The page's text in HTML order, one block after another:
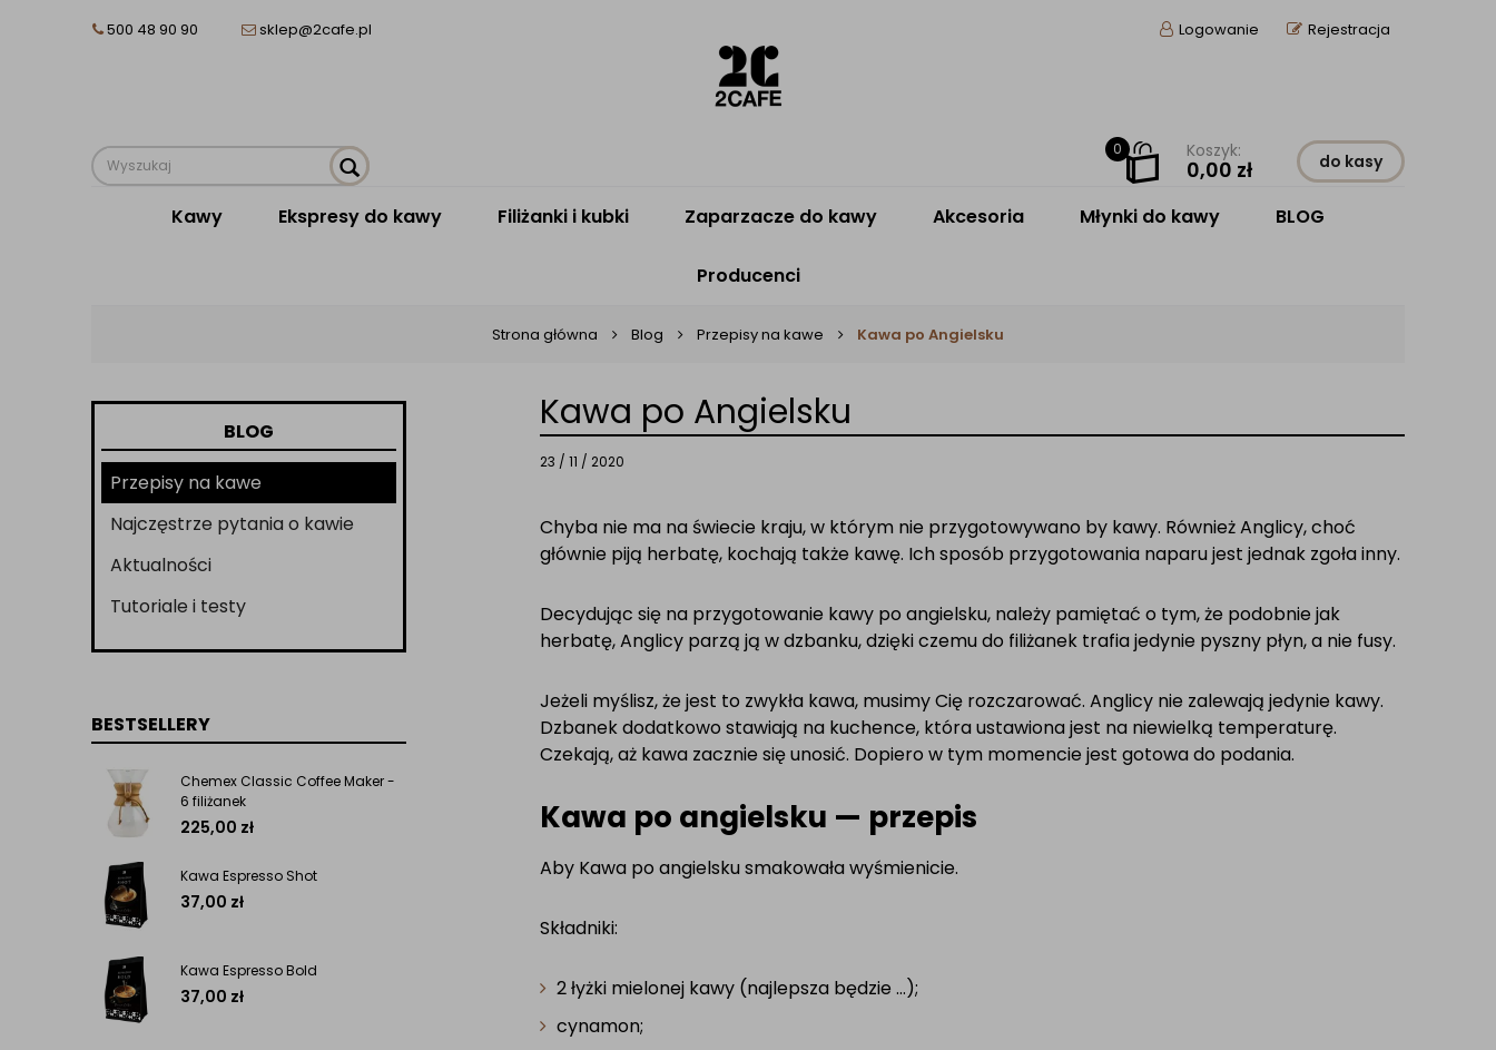
500 48 90 90 sklep@2cafe.pl Logowanie Rejestracja
0 Koszyk:
0,00 zł do kasy
Kawy Ekspresy do kawy Filiżanki i kubki Zaparzacze do kawy Akcesoria Młynki do kawy BLOG
Producenci
Strona główna Blog Przepisy na kawe Kawa po Angielsku
BLOG
Przepisy na kawe
Najczęstrze pytania o kawie
Aktualności
Tutoriale i testy
BESTSELLERY
Chemex Classic Coffee Maker -
6 filiżanek
225,00 zł
Kawa Espresso Shot
37,00 zł
Kawa Espresso Bold
37,00 zł
Kawa po Angielsku
23 / 11 / 2020
Chyba nie ma na świecie kraju, w którym nie przygotowywano by kawy. Również Anglicy,choć
głównie piją herbatę, kochają także kawę. Ich sposób przygotowania naparu jestjednak zgoła inny.
Decydując się na przygotowanie kawy po angielsku, należy pamiętać o tym, że podobnie jak
herbatę, Anglicy parzą ją w dzbanku, dzięki czemu do filiżanek trafiajedynie pyszny płyn, a nie fusy.
Jeżeli myślisz, że jest to zwykła kawa, musimy Cię rozczarować. Anglicy nie zalewająjedynie kawy.
Dzbanek dodatkowo stawiają na kuchence, która ustawiona jest na niewielką temperaturę.
Czekają, aż kawa zacznie się unosić. Dopiero w tym momencie jest gotowa do podania.
Kawa po angielsku — przepis
Aby Kawa po angielsku smakowała wyśmienicie.
Składniki:
2 łyżki mielonej kawy (najlepsza będzie …);
cynamon;